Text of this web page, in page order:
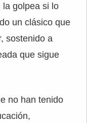
la golpea si lo
un clásico que
sostenido a
que sigue
no han tenido